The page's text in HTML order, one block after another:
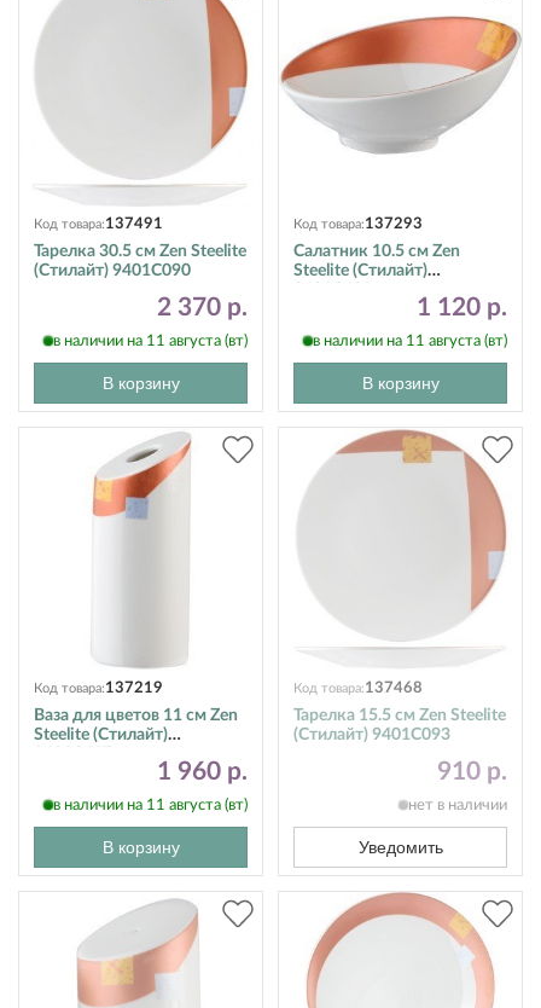
Код товара:137491
Тарелка 30.5 см Zen Steelite
(Стилайт) 9401C090
2 370 р.
в наличии на 11 августа (вт)
В корзину
Код товара:137293
Салатник 10.5 см Zen
Steelite (Стилайт)
1 120 р.
в наличии на 11 августа (вт)
В корзину
Код товара:137219
Ваза для цветов 11 см Zen
Steelite (Стилайт)
1 960 р.
в наличии на 11 августа (вт)
В корзину
Код товара:137468
Тарелка 15.5 см Zen Steelite
(Стилайт) 9401C093
910 р.
нет в наличии
Уведомить